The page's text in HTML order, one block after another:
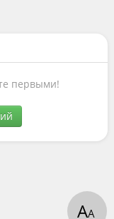
первыми!
АА